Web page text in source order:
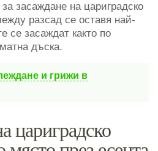
засаждане на цариградско
разсад се оставя най-
се засаждат както по
дъска.
и грижи в
цариградско